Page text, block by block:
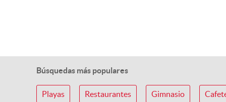
Búsquedas más populares
Playas Restaurantes Gimnasio